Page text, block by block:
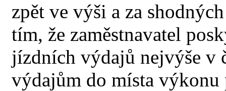
zpět ve výši a za
tím, že zaměstnavatel
jízdních výdajů nejvýše v
výdajům do místa výkonu